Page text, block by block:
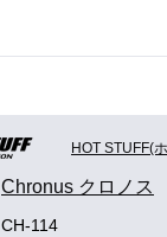
HOT STUFF(
Chronus クロノス
CH-114